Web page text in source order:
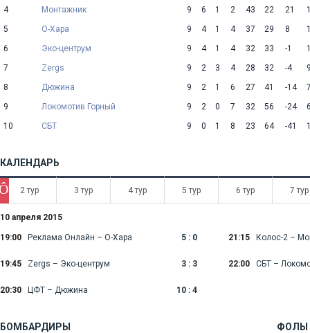
4
Монтажник 9 6 1 2 43 22 21
5
О-Хара 9 4 1 4 37 29 8
6
Эко-центрум 9 4 1 4 32 33 -1
7
Zergs 9 2 3 4 28 32 -4
8
Дюжина 9 2 1 6 27 41 -14
9
Локомотив Горный 9 2 0 7 32 56 -24
10
СБТ 9 0 1 8 23 64 -41
КАЛЕНДАРЬ
2 тур 3 тур 4 тур 5 тур 6 тур 7 тур
10 апреля 2015
19:00 Реклама Онлайн – О-Хара 5 : 0
19:45 Zergs – Эко-центрум 3 : 3
20:30 ЦФТ – Дюжина 10 : 4
21:15 Колос-2 –
22:00 СБТ –
БОМБАРДИРЫ ФОЛЫ